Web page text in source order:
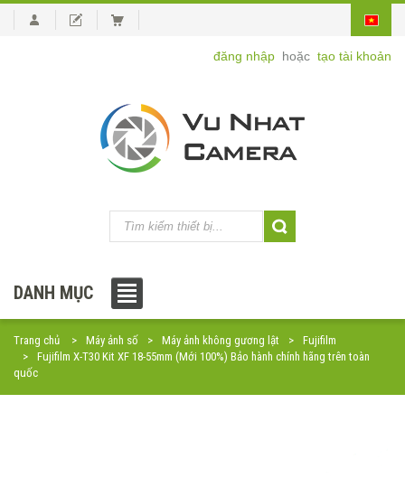
đăng nhập hoặc tạo tài khoản
DANH MỤC
Trang chủ Máy ảnh số Máy ảnh không gương lật
Fujifilm
Fujifilm X-T30 Kit XF 18-55mm (Mới 100%) Bảo hành chính hãng trên toàn
quốc